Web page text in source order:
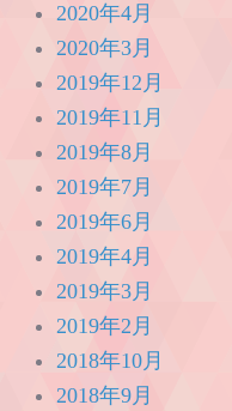
2020年4月
2020年3月
2019年12月
2019年11月
2019年8月
2019年7月
2019年6月
2019年4月
2019年3月
2019年2月
2018年10月
2018年9月